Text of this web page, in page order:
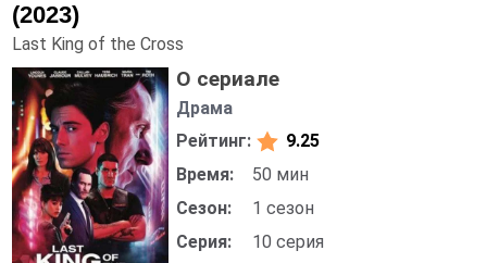
(2023)
Last King of the Cross
О сериале
Драма
Рейтинг:
9.25
Время:
50 мин
Сезон:
1 сезон
Серия:
10 серия